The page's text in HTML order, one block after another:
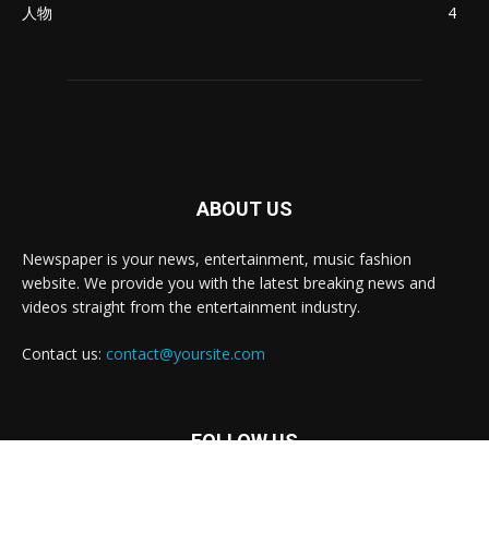
人物
4
ABOUT US
Newspaper is your news, entertainment, music fashion
website. We provide you with the latest breaking news and
videos straight from the entertainment industry.
Contact us: contact@yoursite.com
FOLLOW US